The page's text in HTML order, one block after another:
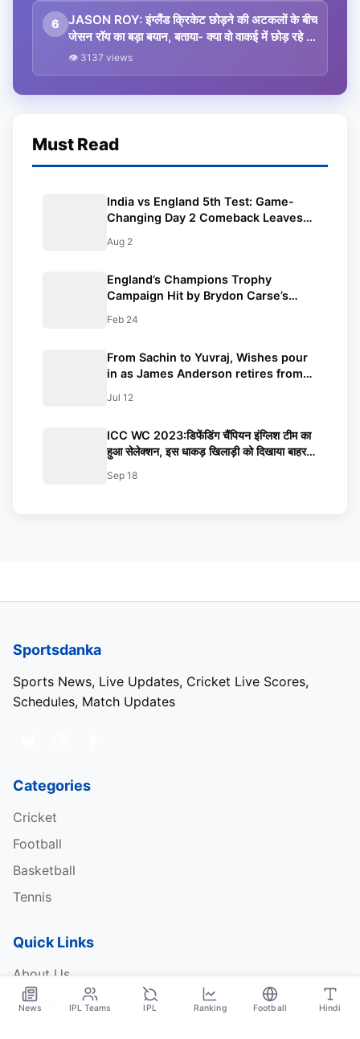
6
JASON ROY: इंग्लैंड क्रिकेट छोड़ने की अटकलों के बीच
जेसन रॉय का बड़ा बयान, बताया- क्या वो वाकई में छोड़ रहे हैं
ईसीबी का साथ
👁 3137 views
Must Read
India vs England 5th Test: Game-
Changing Day 2 Comeback Leaves
Aug 2
England’s Champions Trophy
Campaign Hit by Brydon Carse’s
Feb 24
From Sachin to Yuvraj, Wishes pour
in as James Anderson retires from
Jul 12
ICC WC 2023:डिफेंडिंग चैंपियन इंग्लिश टीम का
हुआ सेलेक्शन, इस धाकड़ खिलाड़ी को दिखाया बाहर
Sep 18
News IPL Teams IPL Ranking Football Hindi
Sportsdanka
Sports News, Live Updates, Cricket Live Scores,
Schedules, Match Updates
Categories
Cricket
Football
Basketball
Tennis
Quick Links
About Us
Contact